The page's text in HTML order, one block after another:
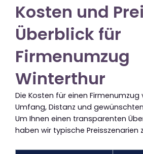
Kosten und
Überblick für
Firmenumzug
Winterthur
Die Kosten für einen Firmenumzug
Umfang, Distanz und
Um Ihnen einen transparenten
haben wir typische